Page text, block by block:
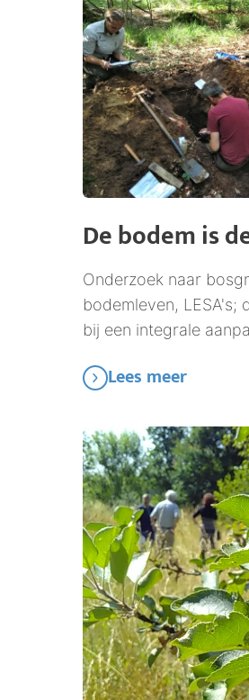
De bodem is
Onderzoek naar
bodemleven, LESA's;
bij een integrale
Lees meer